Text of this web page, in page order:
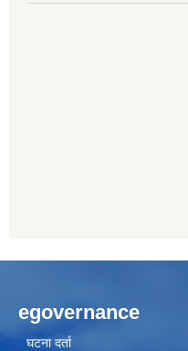
egovernance
घटना दर्ता